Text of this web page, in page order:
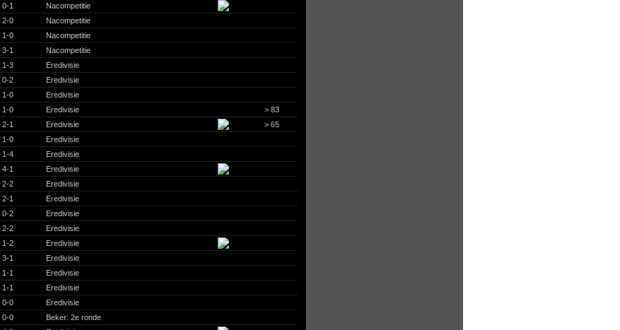
0-1
Nacompetitie
2-0
Nacompetitie
1-0
Nacompetitie
3-1
Nacompetitie
1-3
Eredivisie
0-2
Eredivisie
1-0
Eredivisie
1-0 Eredivisie
> 83
2-1 Eredivisie
> 65
1-0
Eredivisie
1-4
Eredivisie
4-1
Eredivisie
2-2
Eredivisie
2-1
Eredivisie
0-2
Eredivisie
2-2
Eredivisie
1-2
Eredivisie
3-1
Eredivisie
1-1
Eredivisie
1-1
Eredivisie
0-0
Eredivisie
0-0
Beker: 2e ronde